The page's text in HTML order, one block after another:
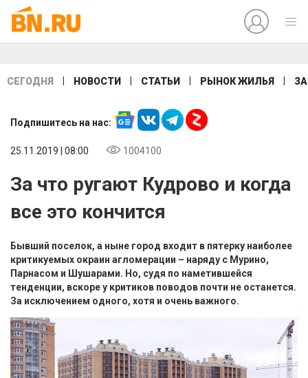
СЕГОДНЯ НОВОСТИ СТАТЬИ РЫНОК ЖИЛЬЯ
Подпишитесь на нас:
25.11.2019 | 08:00 1004100
За что ругают Кудрово и когда
все это кончится
Бывший поселок, а ныне город входит в пятерку наиболее
критикуемых окраин агломерации – наряду с Мурино,
Парнасом и Шушарами. Но, судя по наметившейся
тенденции, вскоре у критиков поводов почти не останется.
За исключением одного, хотя и очень важного.